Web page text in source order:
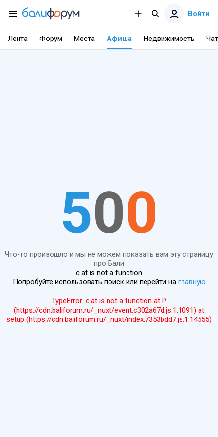
Войти
Лента Форум Места Афиша Недвижимость Чат
500
Что-то произошло и мы не можем показать вам эту страницу
про Бали
c.at is not a function
Попробуйте использовать поиск или перейти на главную
TypeError: c.at is not a function at P
(https://cdn.baliforum.ru/_nuxt/event.c302a67d.js:1:1091) at
setup (https://cdn.baliforum.ru/_nuxt/index.7353bdd7.js:1:14555)